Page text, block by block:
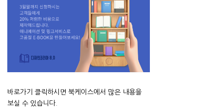
바로가기 클릭하시면 북케이스에서 많은 내용을
보실 수 있습니다.